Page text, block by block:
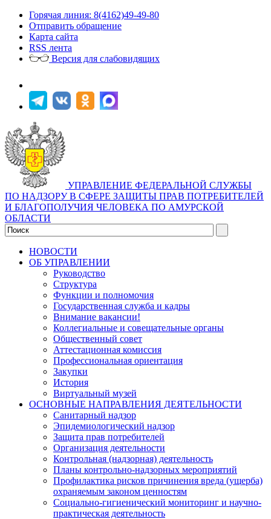
Горячая линия: 8(4162)49-49-80
Отправить обращение
Карта сайта
RSS лента
Версия для слабовидящих
УПРАВЛЕНИЕ ФЕДЕРАЛЬНОЙ СЛУЖБЫ
ПО НАДЗОРУ В СФЕРЕ ЗАЩИТЫ ПРАВ ПОТРЕБИТЕЛЕЙ
И БЛАГОПОЛУЧИЯ ЧЕЛОВЕКА ПО АМУРСКОЙ
ОБЛАСТИ
НОВОСТИ
ОБ УПРАВЛЕНИИ
Руководство
Структура
Функции и полномочия
Государственная служба и кадры
Внимание вакансии!
Коллегиальные и совещательные органы
Общественный совет
Аттестационная комиссия
Профессиональная ориентация
Закупки
История
Виртуальный музей
ОСНОВНЫЕ НАПРАВЛЕНИЯ ДЕЯТЕЛЬНОСТИ
Санитарный надзор
Эпидемиологический надзор
Защита прав потребителей
Организация деятельности
Контрольная (надзорная) деятельность
Планы контрольно-надзорных мероприятий
Профилактика рисков причинения вреда (ущерба)
охраняемым законом ценностям
Социально-гигиенический мониторинг и научно-
практическая деятельность